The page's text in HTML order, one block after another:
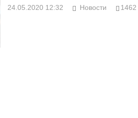
24.05.2020 12:32 Новости 1462